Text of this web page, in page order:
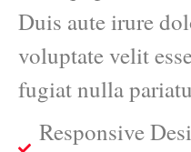
Duis aute irure
voluptate velit
fugiat nulla
Responsive